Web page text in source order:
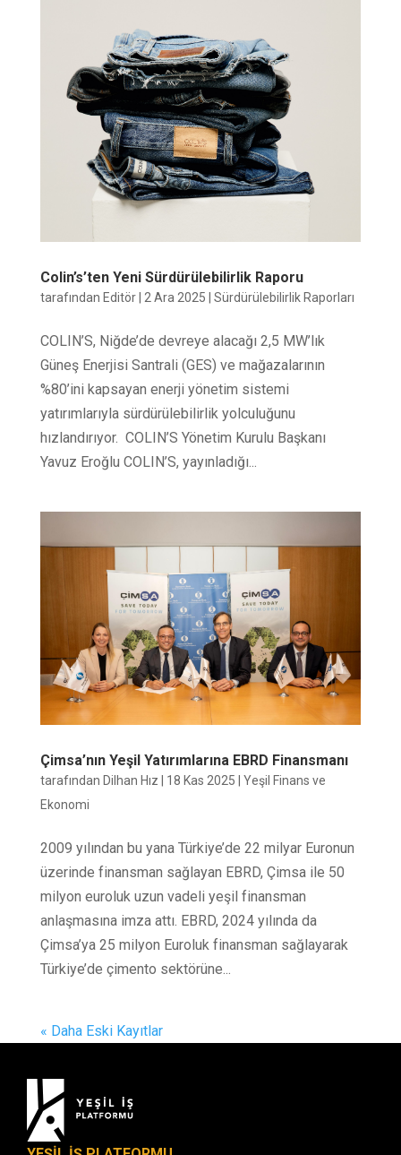
Colin’s’ten Yeni Sürdürülebilirlik Raporu
tarafından Editör| 2 Ara 2025 | Sürdürülebilirlik Raporları
COLIN’S, Niğde’de devreye alacağı 2,5 MW’lık
Güneş Enerjisi Santrali (GES) ve mağazalarının
%80’ini kapsayan enerji yönetim sistemi
yatırımlarıyla sürdürülebilirlik yolculuğunu
hızlandırıyor. COLIN’S Yönetim Kurulu Başkanı
Yavuz Eroğlu COLIN’S, yayınladığı...
Çimsa’nın Yeşil Yatırımlarına EBRD Finansmanı
tarafından Dilhan Hız 18 Kas 2025
Yeşil Finans ve
Ekonomi
2009 yılından bu yana Türkiye’de 22 milyar Euronun
üzerinde finansman sağlayan EBRD, Çimsa ile 50
milyon euroluk uzun vadeli yeşil finansman
anlaşmasına imza attı. EBRD, 2024 yılında da
Çimsa’ya 25 milyon Euroluk finansman sağlayarak
Türkiye’de çimento sektörüne...
« Daha Eski Kayıtlar